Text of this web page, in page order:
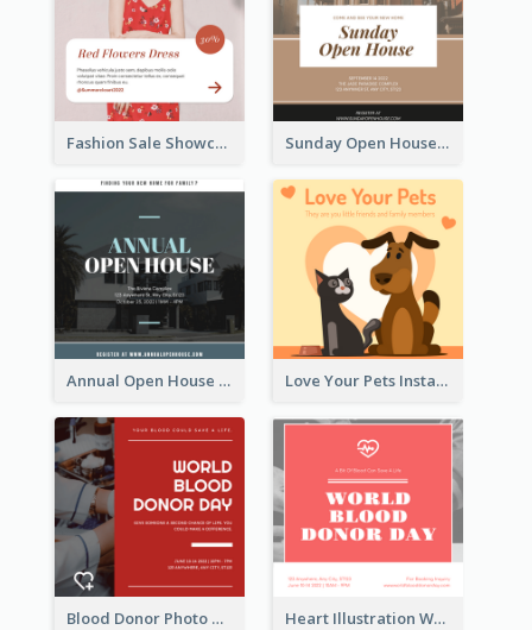
Fashion Sale Showcase Instagram Post Sunday Open House Instagram Post
Annual Open House Instagram Post Love Your Pets Instagram Post
Blood Donor Photo World Blood Donor Day Instagram Post Heart Illustration World Blood Donor Day Instagram Post